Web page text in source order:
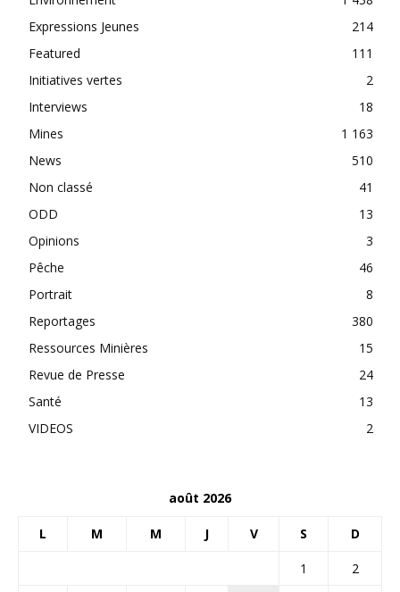
Expressions Jeunes
214
Featured
111
Initiatives vertes
2
Interviews
18
Mines
1 163
News
510
Non classé
41
ODD
13
Opinions
3
Pêche
46
Portrait
8
Reportages
380
Ressources Minières
15
Revue de Presse
24
Santé
13
VIDEOS
2
août 2026
L M M J V S D
1
2